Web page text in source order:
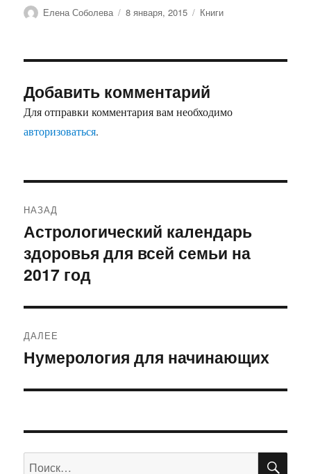
Автор
Елена Соболева Опубликовано
8 января, 2015 Рубрики
Книги
Добавить комментарий
Для отправки комментария вам необходимо
авторизоваться.
по
записям
НАЗАД
Предыдущая
запись:
Астрологический календарь
здоровья для всей семьи на
2017 год
ДАЛЕЕ
Следующая
Нумерология для начинающих
Искать: